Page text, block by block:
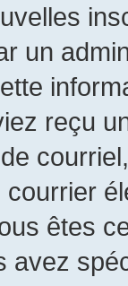
un
reçu
êtes
avez